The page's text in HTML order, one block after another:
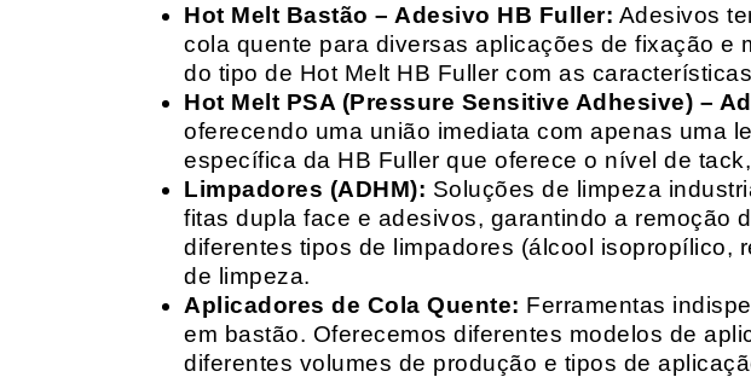
Hot Melt Bastão – Adesivo HB Fuller: Adesivos
cola quente para diversas aplicações de fixação e
do tipo de Hot Melt HB Fuller com as
Hot Melt PSA (Pressure Sensitive Adhesive) –
oferecendo uma união imediata com apenas uma
específica da HB Fuller que oferece o nível de
Limpadores (ADHM): Soluções de limpeza
fitas dupla face e adesivos, garantindo a remoção
diferentes tipos de limpadores (álcool isopropílico,
de limpeza.
Aplicadores de Cola Quente: Ferramentas
em bastão. Oferecemos diferentes modelos de
diferentes volumes de produção e tipos de